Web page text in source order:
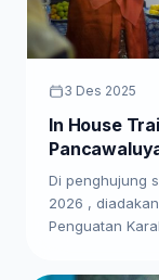
3 Des 2025
In House
Di penghujung
2026 ,
Penguatan